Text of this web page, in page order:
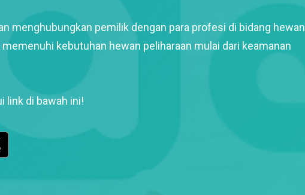
menghubungkan pemilik dengan para profesi di bidang hewan
kebutuhan hewan peliharaan mulai dari keamanan
link di bawah ini!